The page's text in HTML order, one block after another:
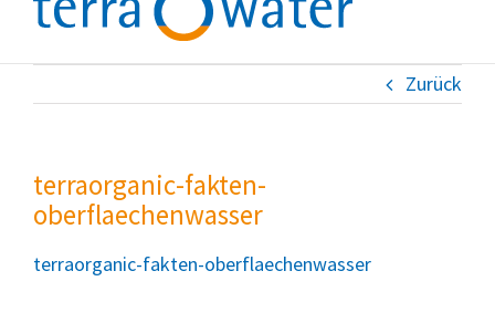
Zurück
terraorganic-fakten-
oberflaechenwasser
terraorganic-fakten-oberflaechenwasser